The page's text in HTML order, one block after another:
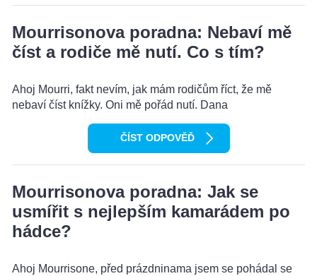
Mourrisonova poradna: Nebaví mě
číst a rodiče mě nutí. Co s tím?
Ahoj Mourri, fakt nevím, jak mám rodičům říct, že mě
nebaví číst knížky. Oni mě pořád nutí. Dana
ČÍST ODPOVĚĎ
Mourrisonova poradna: Jak se
usmířit s nejlepším kamarádem po
hádce?
Ahoj Mourrisone, před prázdninama jsem se pohádal se